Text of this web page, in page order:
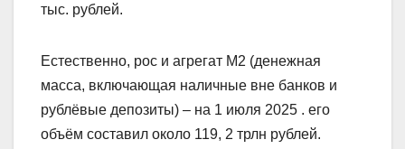
тыс. рублей.
Естественно, рос и агрегат М2 (денежная
масса, включающая наличные вне банков и
рублёвые депозиты) – на 1 июля 2025 . его
объём составил около 119, 2 трлн рублей.